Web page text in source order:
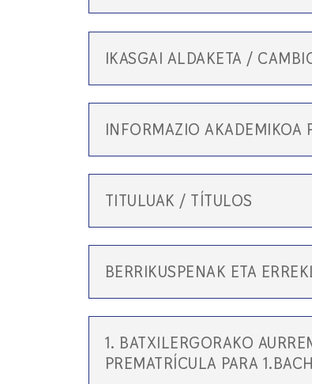
IKASGAI ALDAKETA /
INFORMAZIO AKADEMIKOA
TITULUAK / TÍTULOS
BERRIKUSPENAK ETA
1. BATXILERGORAKO
PREMATRÍCULA PARA